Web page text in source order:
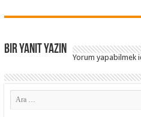
Bir yanıt yazın
Yorum yapabilmek